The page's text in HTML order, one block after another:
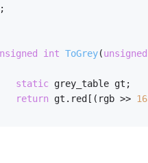
int ToGrey(unsigned
static grey_table gt;
return gt.red[(rgb >> 16